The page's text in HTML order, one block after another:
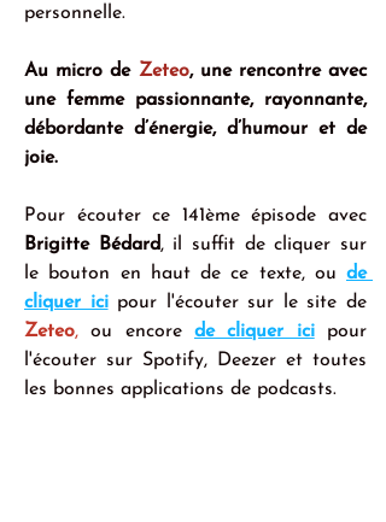
personnelle.
Au micro de Zeteo, une rencontre avec
une femme passionnante, rayonnante,
débordante d’énergie, d’humour et de
joie.
Brigitte Bédard, il suffit de cliquer sur
le bouton en haut de ce texte, ou de
cliquer ici
Zeteo, ou encore de cliquer ici pour
l'écouter sur Spotify, Deezer et toutes
les bonnes applications de podcasts.